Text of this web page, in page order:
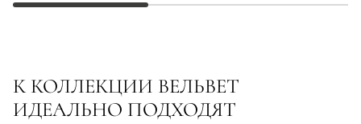
К КОЛЛЕКЦИИ ВЕЛЬВЕТ
ИДЕАЛЬНО ПОДХОДЯТ